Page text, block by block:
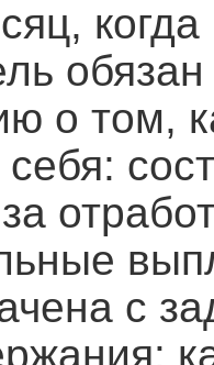
когда
о том,
с